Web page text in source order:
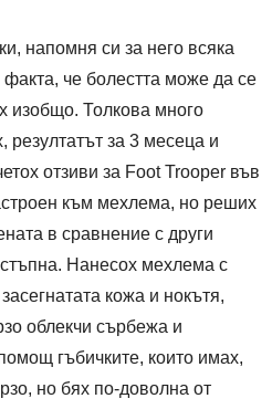
напомня си за него всяка
факта, че болестта може да се
изобщо. Толкова много
резултатът за 3 месеца и
отзиви за Foot Trooper във
към мехлема, но реших
в сравнение с други
Нанесох мехлема с
кожа и нокътя,
облекчи сърбежа и
гъбичките, които имах,
но бях по-доволна от